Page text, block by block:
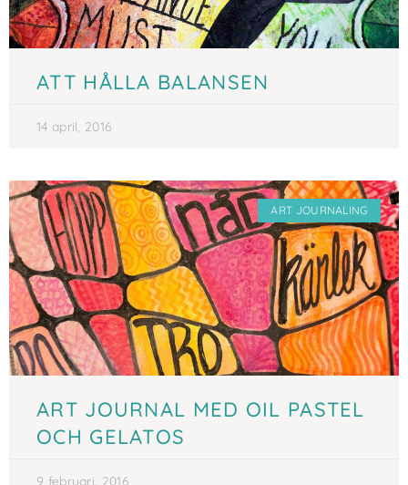
ATT HÅLLA BALANSEN
14 april, 2016
ART JOURNALING
ART JOURNAL MED OIL PASTEL
OCH GELATOS
9 februari, 2016